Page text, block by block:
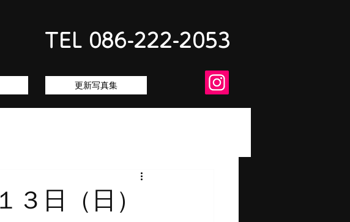
TEL 086-222-2053
更新写真集
日（日）